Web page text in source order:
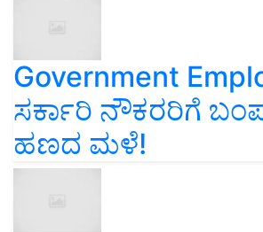
Government
ಸರ್ಕಾರಿ ನೌಕರರಿಗೆ
ಹಣದ ಮಳೆ!